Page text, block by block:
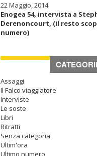
22 Maggio, 2014
Enogea 54, intervista a
Derenoncourt, (il resto
numero)
Assaggi
Il Falco viaggiatore
Interviste
Le soste
Libri
Ritratti
Senza categoria
Ultim'ora
Ultimo numero